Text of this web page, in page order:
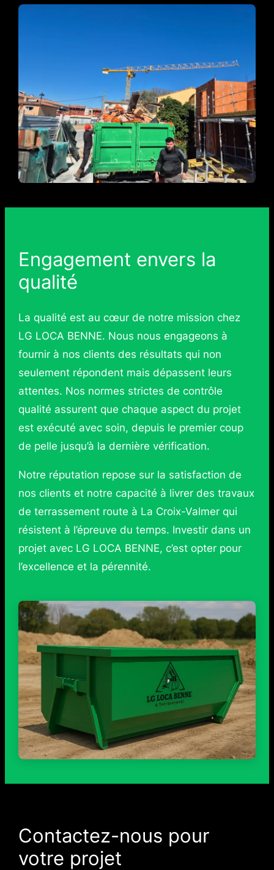
Engagement envers la
qualité
La qualité est au cœur de notre mission chez
LG LOCA BENNE. Nous nous engageons à
fournir à nos clients des résultats qui non
seulement répondent mais dépassent leurs
attentes. Nos normes strictes de contrôle
qualité assurent que chaque aspect du projet
est exécuté avec soin, depuis le premier coup
de pelle jusqu’à la dernière vérification.
Notre réputation repose sur la satisfaction de
nos clients et notre capacité à livrer des travaux
de terrassement route à La Croix-Valmer qui
résistent à l’épreuve du temps. Investir dans un
projet avec LG LOCA BENNE, c’est opter pour
l’excellence et la pérennité.
Contactez-nous pour
votre projet